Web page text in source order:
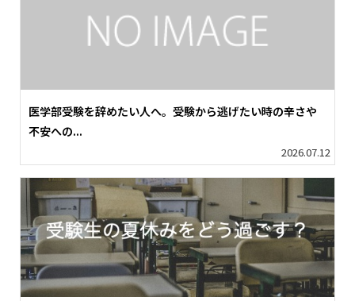
医学部受験を辞めたい人へ。受験から逃げたい時の辛さや
不安への...
2026.07.12